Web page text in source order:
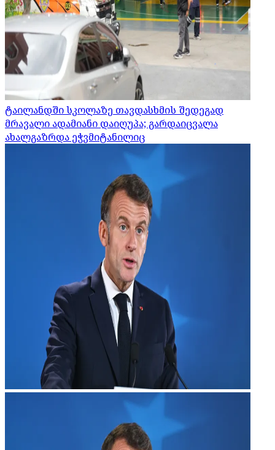
ტაილანდში სკოლაზე თავდასხმის შედეგად
მრავალი ადამიანი დაიღუპა; გარდაიცვალა
ახალგაზრდა ეჭვმიტანილიც